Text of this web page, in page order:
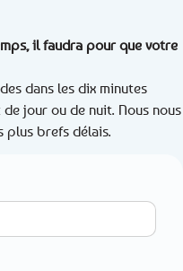
il faudra pour que votre
dans les dix minutes
jour ou de nuit. Nous nous
plus brefs délais.